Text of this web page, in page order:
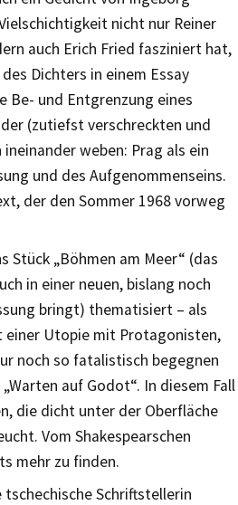
nicht nur Reiner
auch Erich Fried fasziniert hat,
Dichters in einem Essay
Be- und Entgrenzung eines
(zutiefst verschreckten und
weben: Prag als ein
und des Aufgenommenseins.
der den Sommer 1968 vorweg
Stück „Böhmen am Meer“ (das
in einer neuen, bislang noch
bringt) thematisiert – als
einer Utopie mit Protagonisten,
noch so fatalistisch begegnen
auf Godot“. In diesem Fall
die dicht unter der Oberfläche
Vom Shakespearschen
mehr zu finden.
Schriftstellerin